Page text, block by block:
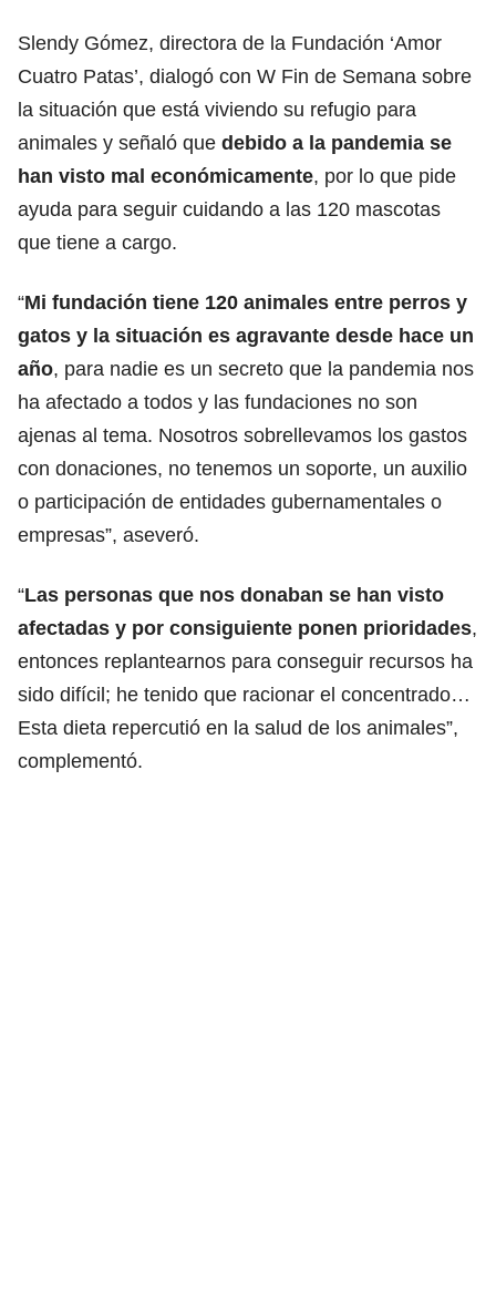
Slendy Gómez, directora de la Fundación ‘Amor
Cuatro Patas’, dialogó con W Fin de Semana sobre
la situación que está viviendo su refugio para
animales y señaló que debido a la pandemia se
han visto mal económicamente, por lo que pide
ayuda para seguir cuidando a las 120 mascotas
que tiene a cargo.
“Mi fundación tiene 120 animales entre perros y
gatos y la situación es agravante desde hace un
año, para nadie es un secreto que la pandemia nos
ha afectado a todos y las fundaciones no son
ajenas al tema. Nosotros sobrellevamos los gastos
con donaciones, no tenemos un soporte, un auxilio
o participación de entidades gubernamentales o
empresas”, aseveró.
“Las personas que nos donaban se han visto
afectadas y por consiguiente ponen prioridades,
entonces replantearnos para conseguir recursos ha
sido difícil; he tenido que racionar el concentrado…
Esta dieta repercutió en la salud de los animales”,
complementó.